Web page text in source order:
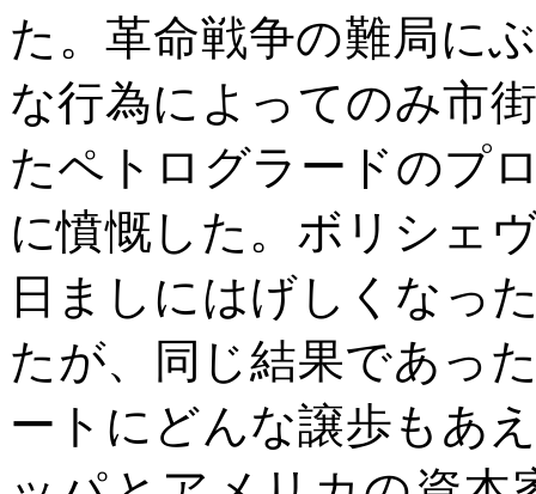
た。革命戦争の難局に
な行為によってのみ市
たペトログラードのプ
に憤慨した。ボリシェ
日ましにはげしくなっ
たが、同じ結果であっ
ートにどんな譲歩もあ